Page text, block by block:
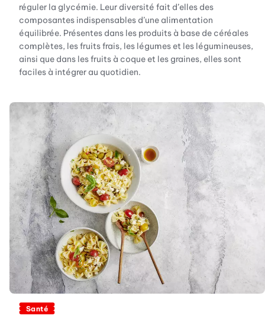
réguler la glycémie. Leur diversité fait d’elles des
composantes indispensables d’une alimentation
équilibrée. Présentes dans les produits à base de céréales
complètes, les fruits frais, les légumes et les légumineuses,
ainsi que dans les fruits à coque et les graines, elles sont
faciles à intégrer au quotidien.
Santé